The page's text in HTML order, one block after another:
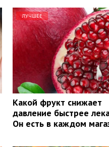
ЛУЧШЕЕ
Какой фрукт снижает
давление быстрее
Он есть в каждом